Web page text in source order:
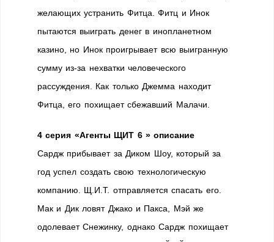
желающих устранить Фитца. Фитц и Инок
пытаются выиграть денег в инопланетном
казино, но Инок проигрывает всю выигранную
сумму из-за нехватки человеческого
рассуждения. Как только Джемма находит
Фитца, его похищает сбежавший Малачи.
4 серия «Агенты ЩИТ 6 » описание
Сардж прибывает за Диком Шоу, который за
год успел создать свою технологическую
компанию. Щ.И.Т. отправляется спасать его.
Мак и Дик ловят Джако и Пакса, Мэй же
одолевает Снежинку, однако Сардж похищает